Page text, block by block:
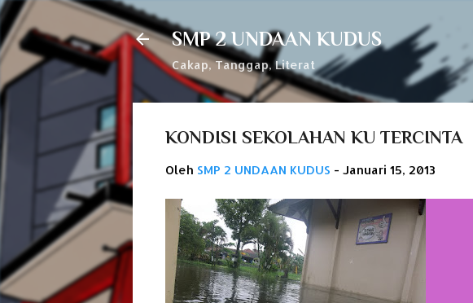
SMP 2 UNDAAN KUDUS
Cakap, Tanggap, Literat
KONDISI SEKOLAHAN KU TERCINTA
Oleh SMP 2 UNDAAN KUDUS - Januari 15, 2013